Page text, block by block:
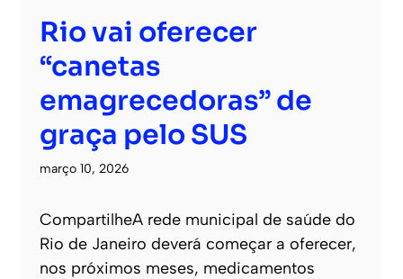
Rio vai oferecer
“canetas
emagrecedoras” de
graça pelo SUS
março 10, 2026
CompartilheA rede municipal de saúde do
Rio de Janeiro deverá começar a oferecer,
nos próximos meses, medicamentos